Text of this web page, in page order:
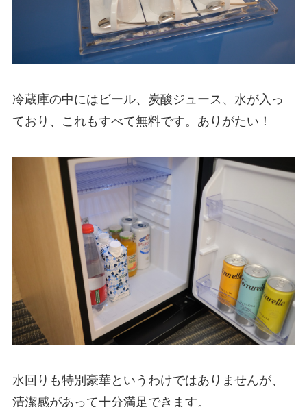
冷蔵庫の中にはビール、炭酸ジュース、水が入っ
ており、これもすべて無料です。ありがたい！
水回りも特別豪華というわけではありませんが、
清潔感があって十分満足できます。